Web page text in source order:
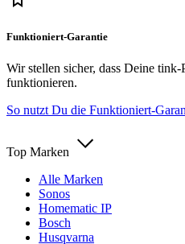
Funktioniert-Garantie
Wir stellen sicher, dass Deine
funktionieren.
So nutzt Du die Funktioniert-
Top Marken
Alle Marken
Sonos
Homematic IP
Bosch
Husqvarna